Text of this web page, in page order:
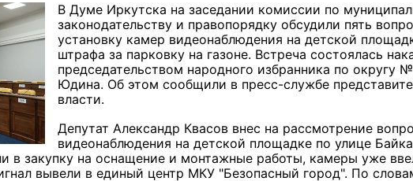
В Думе Иркутска на заседании комиссии по
законодательству и правопорядку обсудили пять
установку камер видеонаблюдения на детской
штрафа за парковку на газоне. Встреча состоялась
председательством народного избранника по округу
Юдина. Об этом сообщили в пресс-службе
власти.
Депутат Александр Квасов внес на рассмотрение
видеонаблюдения на детской площадке по улице
в закупку на оснащение и монтажные работы, камеры уже
вывели в единый центр МКУ "Безопасный город". По